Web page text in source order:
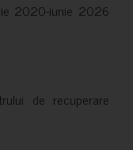
2020-iunie 2026
de recuperare